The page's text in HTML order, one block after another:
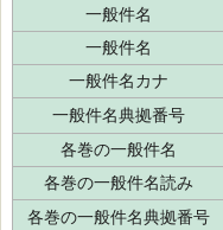
一般件名
一般件名
一般件名カナ
一般件名典拠番号
各巻の一般件名
各巻の一般件名読み
各巻の一般件名典拠番号